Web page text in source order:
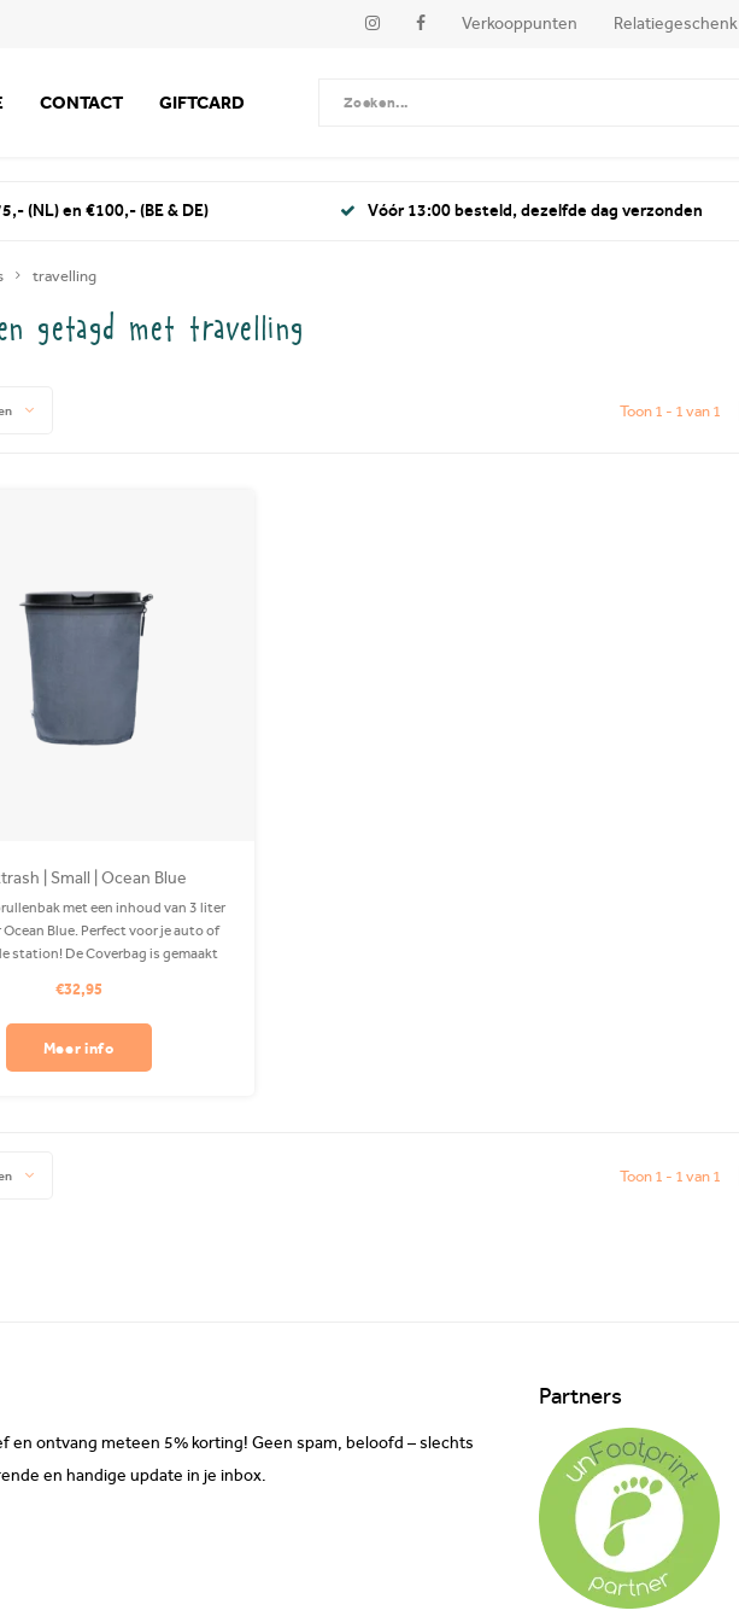
Verkooppunten Relatiegeschenk
CONTACT GIFTCARD
(NL) en €100,- (BE & DE) Vóór 13:00 besteld, dezelfde dag verzonden
travelling
getagd met travelling
Toon 1 - 1 van 1
| Small | Ocean Blue
met een inhoud van 3 liter
Ocean Blue. Perfect voor je auto of
station! De Coverbag is gemaakt
wasmachine. Exclusief clip.
€32,95
Meer info
Toon 1 - 1 van 1
en ontvang meteen 5% korting! Geen spam, beloofd – slechts
en handige update in je inbox.
Partners